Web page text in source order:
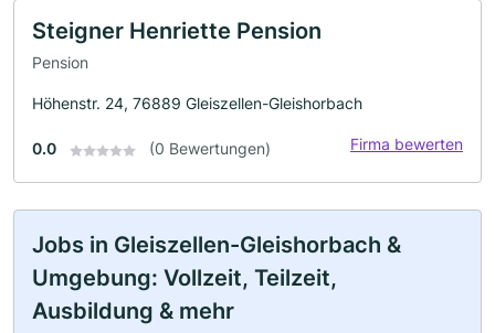
Steigner Henriette Pension
Pension
Höhenstr. 24, 76889 Gleiszellen-Gleishorbach
0.0 (0 Bewertungen) Firma bewerten
Jobs in Gleiszellen-Gleishorbach &
Umgebung: Vollzeit, Teilzeit,
Ausbildung & mehr